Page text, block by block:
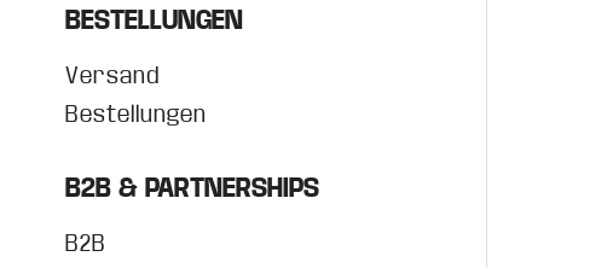
BESTELLUNGEN
Versand
Bestellungen
B2B & PARTNERSHIPS
B2B